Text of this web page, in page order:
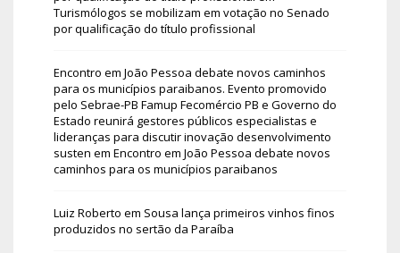
Turismólogos se mobilizam em votação no Senado
por qualificação do título profissional
Encontro em João Pessoa debate novos caminhos
para os municípios paraibanos. Evento promovido
pelo Sebrae-PB Famup Fecomércio PB e Governo do
Estado reunirá gestores públicos especialistas e
lideranças para discutir inovação desenvolvimento
susten em Encontro em João Pessoa debate novos
caminhos para os municípios paraibanos
Luiz Roberto em Sousa lança primeiros vinhos finos
produzidos no sertão da Paraíba